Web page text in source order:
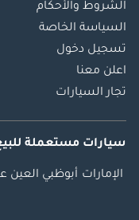
الشروط والأحكام
السياسة الخاصة
تسجيل دخول
اعلن معنا
تجار السيارات
سيارات مستعملة
الإمارات أبوظبي العين